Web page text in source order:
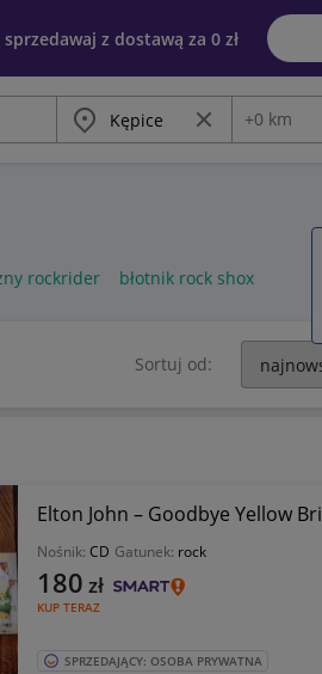
z dostawą za 0 zł
Miasto Wyczyść frazę
Odległość
+0 km
rockrider błotnik rock shox
Sortuj od:
Nośnik: CD Gatunek: rock
KUP TERAZ
180 zł
SPRZEDAJĄCY: OSOBA PRYWATNA